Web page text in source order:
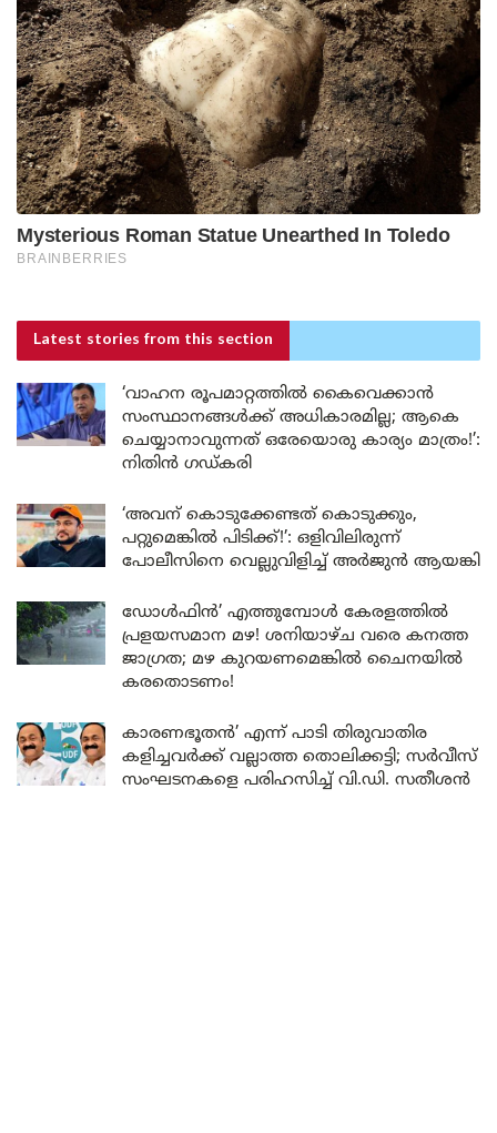
Latest stories from this section
‘വാഹന രൂപമാറ്റത്തിൽ കൈവെക്കാൻ
സംസ്ഥാനങ്ങൾക്ക് അധികാരമില്ല; ആകെ
ചെയ്യാനാവുന്നത് ഒരേയൊരു കാര്യം മാത്രം!’:
നിതിൻ ഗഡ്കരി
‘അവന് കൊടുക്കേണ്ടത് കൊടുക്കും,
പറ്റുമെങ്കിൽ പിടിക്ക്!’: ഒളിവിലിരുന്ന്
പോലീസിനെ വെല്ലുവിളിച്ച് അർജുൻ ആയങ്കി
ഡോൾഫിൻ’ എത്തുമ്പോൾ കേരളത്തിൽ
പ്രളയസമാന മഴ! ശനിയാഴ്ച വരെ കനത്ത
ജാഗ്രത; മഴ കുറയണമെങ്കിൽ ചൈനയിൽ
കരതൊടണം!
കാരണഭൂതൻ’ എന്ന് പാടി തിരുവാതിര
കളിച്ചവർക്ക് വല്ലാത്ത തൊലിക്കട്ടി; സർവീസ്
സംഘടനകളെ പരിഹസിച്ച് വി.ഡി. സതീശൻ